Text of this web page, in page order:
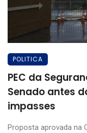
POLITICA
PEC da
Senado antes
impasses
Proposta aprovada na